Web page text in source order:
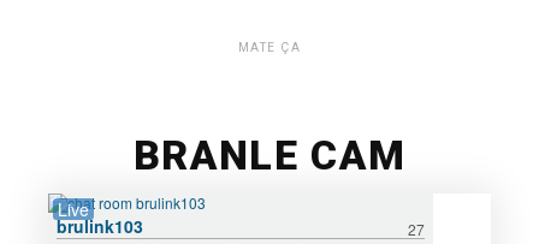
MATE ÇA
BRANLE CAM